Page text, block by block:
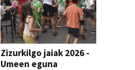
Zizurkilgo jaiak 2026 -
Umeen eguna